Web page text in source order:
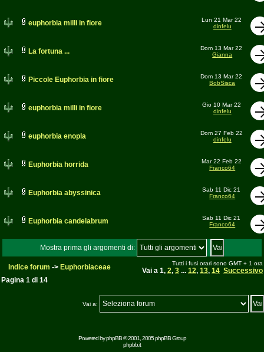
euphorbia milli in fiore
Lun 21 Mar 22
dinfelu
La fortuna ...
Dom 13 Mar 22
Gianna
Piccole Euphorbia in fiore
Dom 13 Mar 22
BobSisca
euphorbia milli in fiore
Gio 10 Mar 22
dinfelu
euphorbia enopla
Dom 27 Feb 22
dinfelu
Euphorbia horrida
Mar 22 Feb 22
Franco64
Euphorbia abyssinica
Sab 11 Dic 21
Franco64
Euphorbia candelabrum
Sab 11 Dic 21
Franco64
Mostra prima gli argomenti di:
Indice forum -> Euphorbiaceae Tutti i fusi orari sono GMT + 1 ora
Vai a 1, 2, 3 ... 12, 13, 14 Successivo
Pagina 1 di 14
Vai a:
Powered byphpBB© 2001, 2005 phpBB Group
phpbb.it